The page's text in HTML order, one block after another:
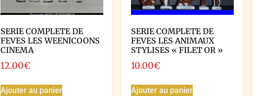
SERIE COMPLETE DE
FEVES LES WEENICOONS
CINEMA
12.00€
Ajouter au panier
SERIE COMPLETE DE
FEVES LES ANIMAUX
STYLISES « FILET OR »
10.00€
Ajouter au panier